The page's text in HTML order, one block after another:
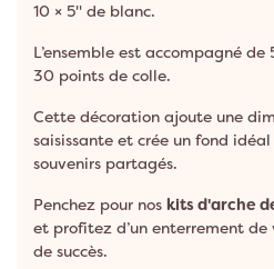
10 × 5" de blanc.
L’ensemble est accompagné
30 points de colle.
Cette décoration ajoute une
saisissante et crée un fond
souvenirs partagés.
Penchez pour nos kits d'arche
et profitez d’un enterrement de
de succès.